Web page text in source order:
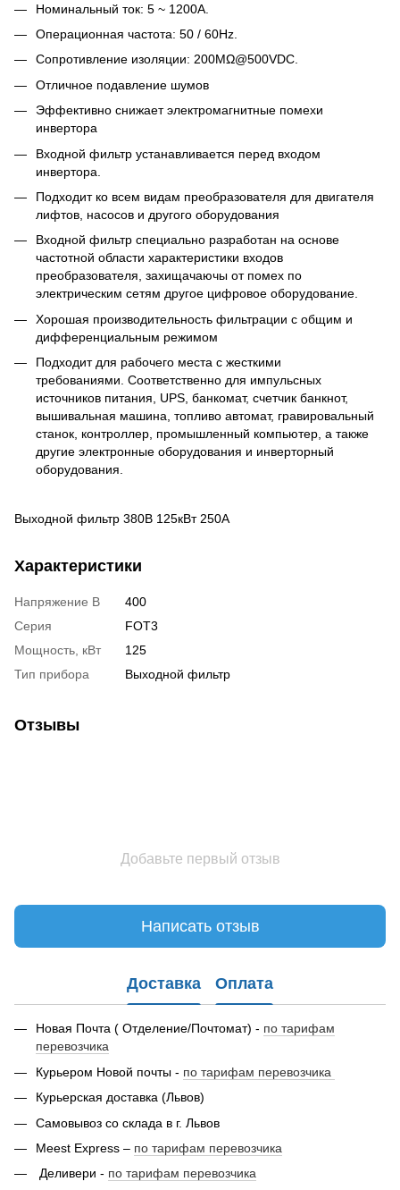
Номинальный ток: 5 ~ 1200A.
Операционная частота: 50 / 60Hz.
Сопротивление изоляции: 200MΩ@500VDC.
Отличное подавление шумов
Эффективно снижает электромагнитные помехи
инвертора
Входной фильтр устанавливается перед входом
инвертора.
Подходит ко всем видам преобразователя для двигателя
лифтов, насосов и другого оборудования
Входной фильтр специально разработан на основе
частотной области характеристики входов
преобразователя, захищачаючы от помех по
электрическим сетям другое цифровое оборудование.
Хорошая производительность фильтрации с общим и
дифференциальным режимом
Подходит для рабочего места с жесткими
требованиями. Cоответственно для импульсных
источников питания, UPS, банкомат, счетчик банкнот,
вышивальная машина, топливо автомат, гравировальный
станок, контроллер, промышленный компьютер, а также
другие электронные оборудования и инверторный
оборудования.
Выходной фильтр 380В 125кВт 250А
Характеристики
Напряжение В
400
Серия
FOT3
Мощность, кВт
125
Тип прибора
Выходной фильтр
Отзывы
Добавьте первый отзыв
Написать отзыв
Доставка Оплата
Новая Почта ( Отделение/Почтомат) - по тарифам
перевозчика
Курьером Новой почты - по тарифам перевозчика
Курьерская доставка (Львов)
Самовывоз со склада в г. Львов
Meest Express – по тарифам перевозчика
Деливери - по тарифам перевозчика